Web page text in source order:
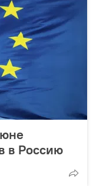
в Россию